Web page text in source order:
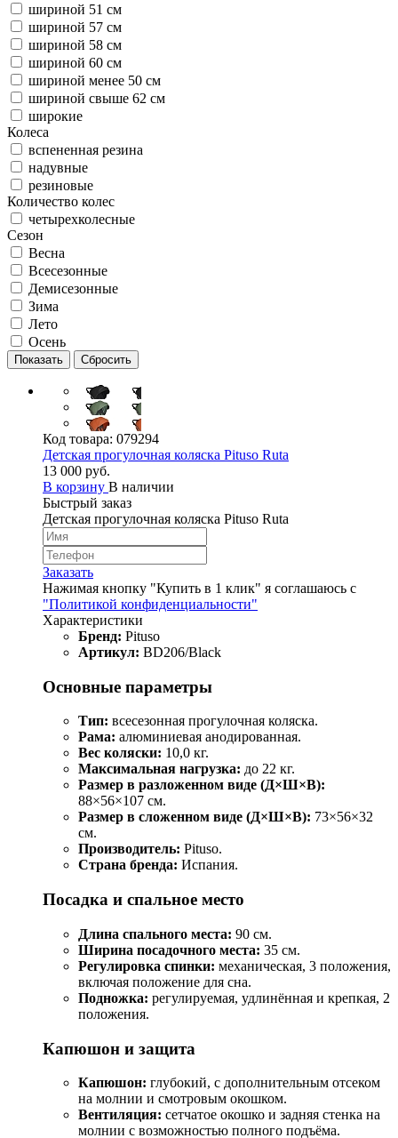
шириной 51 см
шириной 57 см
шириной 58 см
шириной 60 см
шириной менее 50 см
шириной свыше 62 см
широкие
Колеса
вспененная резина
надувные
резиновые
Количество колес
четырехколесные
Сезон
Весна
Всесезонные
Демисезонные
Зима
Лето
Осень
Код товара: 079294
Детская прогулочная коляска Pituso Ruta
13 000 руб.
В корзину В наличии
Быстрый заказ
Детская прогулочная коляска Pituso Ruta
Заказать
Нажимая кнопку "Купить в 1 клик" я соглашаюсь с
"Политикой конфиденциальности"
Характеристики
Бренд: Pituso
Артикул: BD206/Black
Основные параметры
Тип: всесезонная прогулочная коляска.
Рама: алюминиевая анодированная.
Вес коляски: 10,0 кг.
Максимальная нагрузка: до 22 кг.
Размер в разложенном виде (Д×Ш×В):
88×56×107 см.
Размер в сложенном виде (Д×Ш×В): 73×56×32
см.
Производитель: Pituso.
Страна бренда: Испания.
Посадка и спальное место
Длина спального места: 90 см.
Ширина посадочного места: 35 см.
Регулировка спинки: механическая, 3 положения,
включая положение для сна.
Подножка: регулируемая, удлинённая и крепкая, 2
положения.
Капюшон и защита
Капюшон: глубокий, с дополнительным отсеком
на молнии и смотровым окошком.
Вентиляция: сетчатое окошко и задняя стенка на
молнии с возможностью полного подъёма.